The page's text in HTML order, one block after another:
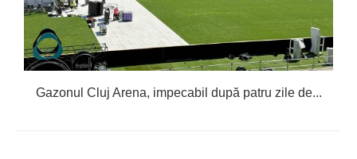
Gazonul Cluj Arena, impecabil după patru zile de...